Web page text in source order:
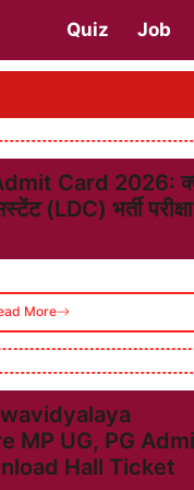
Quiz Job
Card 2026:
(LDC) भर्ती परीक्षा
More
MP UG, PG
Hall Ticket